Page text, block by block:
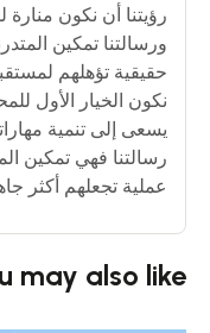
رؤيتنا أن نكون منارة
ورسالتنا تمكين
حقيقية تؤهلهم
نكون الخيار الأول
يسعى إلى تنمية
رسالتنا فهي تمكين
عملية تجعلهم أكثر
may also like